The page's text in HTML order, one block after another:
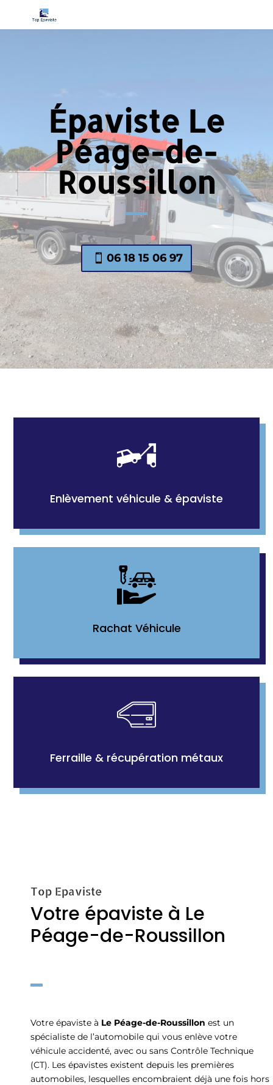
Épaviste Le
Péage-de-
Roussillon
06 18 15 06 97
Enlèvement véhicule & épaviste
Rachat Véhicule
Ferraille & récupération métaux
Top Epaviste
Votre épaviste à Le
Péage-de-Roussillon
Votre épaviste à Le Péage-de-Roussillon est un
spécialiste de l’automobile qui vous enlève votre
véhicule accidenté, avec ou sans Contrôle Technique
(CT). Les épavistes existent depuis les premières
automobiles, lesquelles encombraient déjà une fois hors